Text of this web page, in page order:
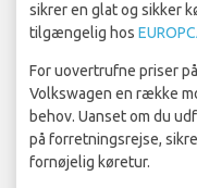
sikrer en glat og sikker
tilgængelig hos
For uovertrufne priser på
Volkswagen en række
behov. Uanset om du
på forretningsrejse,
fornøjelig køretur.